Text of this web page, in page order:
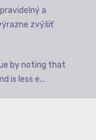
a
zvýšiť
by noting that
is less e...